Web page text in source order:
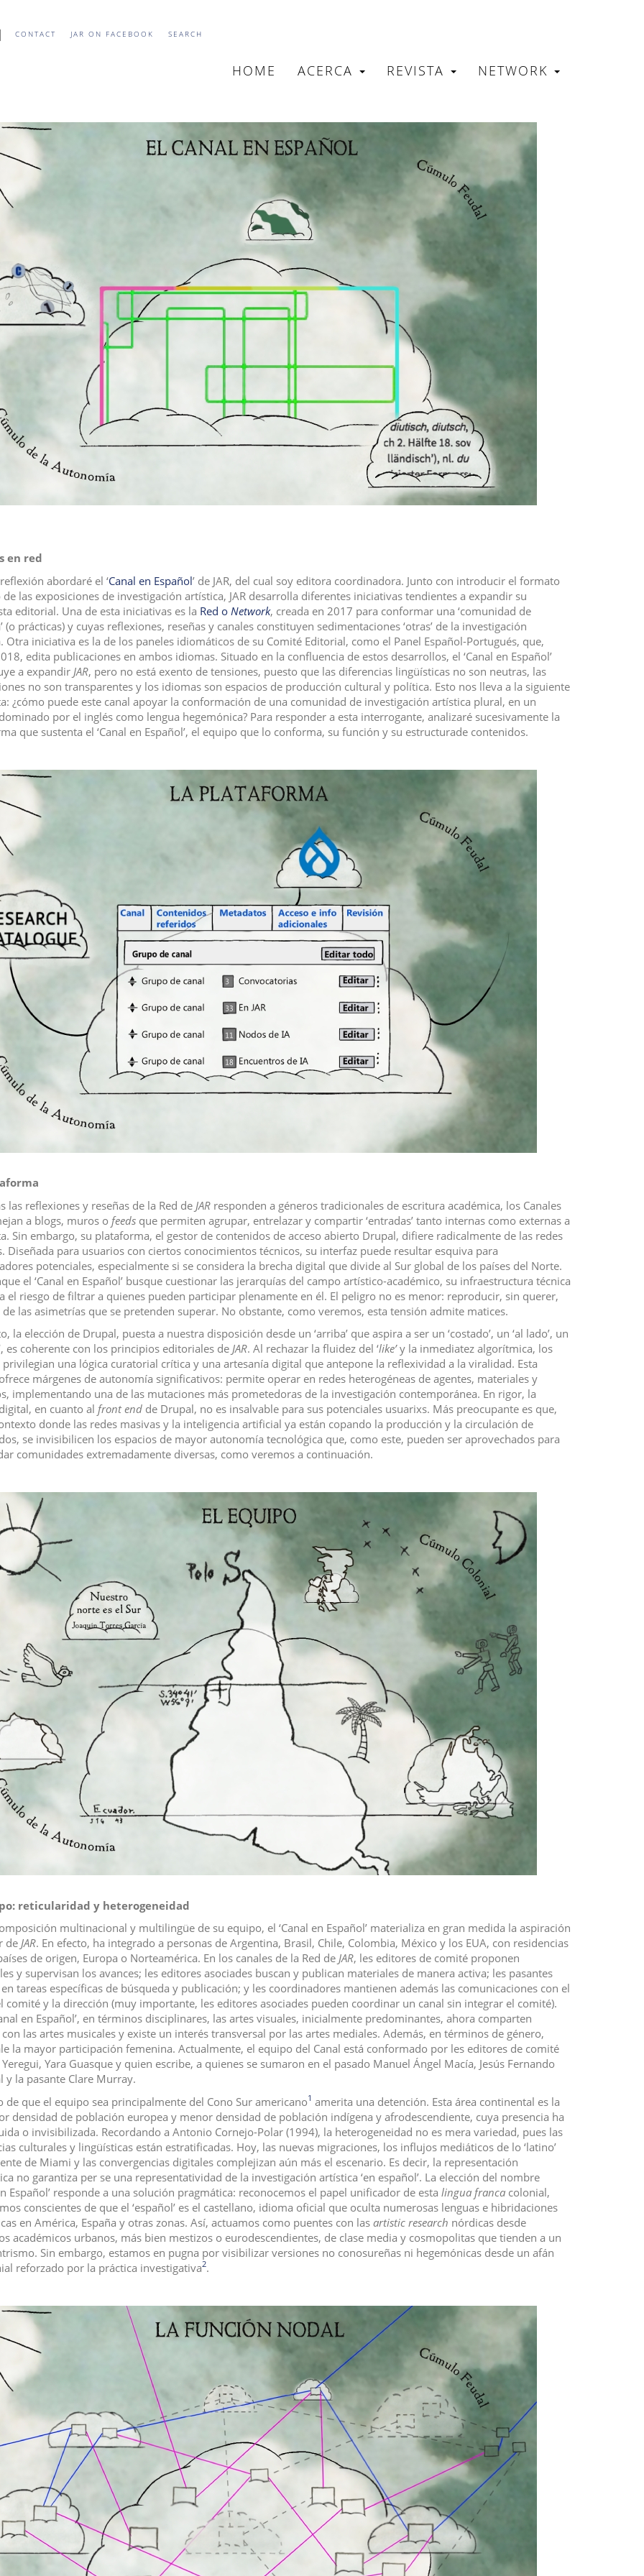
CONTACT JAR ON FACEBOOK SEARCH
MAIN
HOME ACERCA REVISTA NETWORK
en red
abordaré el ‘Canal en Español’ de JAR, del cual soy editora coordinadora. Junto con introducir el formato
las exposiciones de investigación artística, JAR desarrolla diferentes iniciativas tendientes a expandir su
editorial. Una de esta iniciativas es la Red o Network, creada en 2017 para conformar una ‘comunidad de
(o prácticas) y cuyas reflexiones, reseñas y canales constituyen sedimentaciones ‘otras’ de la investigación
Otra iniciativa es la de los paneles idiomáticos de su Comité Editorial, como el Panel Español-Portugués, que,
edita publicaciones en ambos idiomas. Situado en la confluencia de estos desarrollos, el ‘Canal en Español’
a expandir JAR, pero no está exento de tensiones, puesto que las diferencias lingüísticas no son neutras, las
no son transparentes y los idiomas son espacios de producción cultural y política. Esto nos lleva a la siguiente
¿cómo puede este canal apoyar la conformación de una comunidad de investigación artística plural, en un
por el inglés como lengua hegemónica? Para responder a esta interrogante, analizaré sucesivamente la
que sustenta el ‘Canal en Español’, el equipo que lo conforma, su función y su estructurade contenidos.
las reflexiones y reseñas de la Red de JARresponden a géneros tradicionales de escritura académica, los Canales
a blogs, muros o feedsque permiten agrupar, entrelazar y compartir ‘entradas’ tanto internas como externas a
Sin embargo, su plataforma, el gestor de contenidos de acceso abierto Drupal, difiere radicalmente de las redes
Diseñada para usuarios con ciertos conocimientos técnicos, su interfaz puede resultar esquiva para
potenciales, especialmente si se considera la brecha digital que divide al Sur global de los países del Norte.
el ‘Canal en Español’ busque cuestionar las jerarquías del campo artístico-académico, su infraestructura técnica
el riesgo de filtrar a quienes pueden participar plenamente en él. El peligro no es menor: reproducir, sin querer,
de las asimetrías que se pretenden superar. No obstante, como veremos, esta tensión admite matices.
la elección de Drupal, puesta a nuestra disposición desde un ‘arriba’ que aspira a ser un ‘costado’, un ‘al lado’, un
es coherente con los principios editoriales de JAR. Al rechazar la fluidez del ‘like’y la inmediatez algorítmica, los
privilegian una lógica curatorial crítica y una artesanía digital que antepone la reflexividad a la viralidad. Esta
márgenes de autonomía significativos: permite operar en redes heterogéneas de agentes, materiales y
implementando una de las mutaciones más prometedoras de la investigación contemporánea. En rigor, la
en cuanto al front endde Drupal, no es insalvable para sus potenciales usuarixs. Más preocupante es que,
donde las redes masivas y la inteligencia artificial ya están copando la producción y la circulación de
se invisibilicen los espacios de mayor autonomía tecnológica que, como este, pueden ser aprovechados para
comunidades extremadamente diversas, como veremos a continuación.
reticularidad y heterogeneidad
multinacional y multilingüe de su equipo, el ‘Canal en Español’ materializa en gran medida la aspiración
deJAR. En efecto, ha integrado a personas de Argentina, Brasil, Chile, Colombia, México y los EUA, con residencias
de origen, Europa o Norteamérica. En los canales de la Red de JAR, les editores de comité proponen
y supervisan los avances; les editores asociades buscan y publican materiales de manera activa; les pasantes
tareas específicas de búsqueda y publicación; y les coordinadores mantienen además las comunicaciones con el
comité y la dirección (muy importante, les editores asociades pueden coordinar un canal sin integrar el comité).
en Español’, en términos disciplinares, las artes visuales, inicialmente predominantes, ahora comparten
con las artes musicales y existe un interés transversal por las artes mediales. Además, en términos de género,
la mayor participación femenina. Actualmente, el equipo del Canal está conformado por les editores de comité
Yara Guasque y quien escribe, a quienes se sumaron en el pasado Manuel Ángel Macía, Jesús Fernando
y la pasante Clare Murray.
de que el equipo sea principalmente del Cono Sur americano1 amerita una detención. Esta área continental es la
densidad de población europea y menor densidad de población indígena y afrodescendiente, cuya presencia ha
o invisibilizada. Recordando a Antonio Cornejo-Polar (1994), la heterogeneidad no es mera variedad, pues las
culturales y lingüísticas están estratificadas. Hoy, las nuevas migraciones, los influjos mediáticos de lo ‘latino’
de Miami y las convergencias digitales complejizan aún más el escenario. Es decir, la representación
no garantiza per se una representatividad de la investigación artística ‘en español’. La elección del nombre
Español’ responde a una solución pragmática: reconocemos el papel unificador de esta lingua francacolonial,
conscientes de que el ‘español’ es el castellano, idioma oficial que oculta numerosas lenguas e hibridaciones
en América, España y otras zonas. Así, actuamos como puentes con las artistic research nórdicas desde
académicos urbanos, más bien mestizos o eurodescendientes, de clase media y cosmopolitas que tienden a un
Sin embargo, estamos en pugna por visibilizar versiones no conosureñas ni hegemónicas desde un afán
reforzado por la práctica investigativa2.